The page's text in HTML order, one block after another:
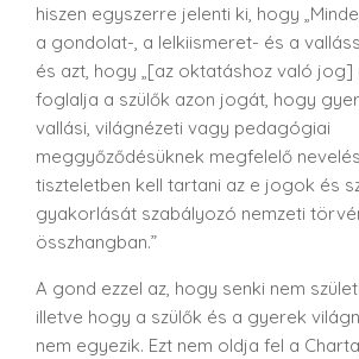
hiszen egyszerre jelenti ki, hogy
a gondolat-, a lelkiismeret- és a
és azt, hogy „[az oktatáshoz való jog]
foglalja a szülők azon jogát, hogy
vallási, világnézeti vagy pedagógiai
meggyőződésüknek megfelelő
tiszteletben kell tartani az e jogok és
gyakorlását szabályozó nemzeti
összhangban.”
A gond ezzel az, hogy senki nem
illetve hogy a szülők és a gyerek
nem egyezik. Ezt nem oldja fel a